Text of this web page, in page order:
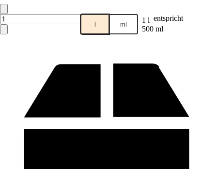
l ml 1 l entspricht
500 ml